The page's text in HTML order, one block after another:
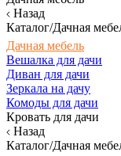
Назад
Каталог/Дачная
Дачная мебель
Вешалка для дачи
Диван для дачи
Зеркала на дачу
Комоды для дачи
Кровать для дачи
Назад
Каталог/Дачная